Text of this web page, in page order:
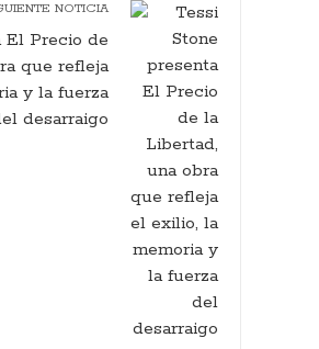
NOTICIA
El Precio de
que refleja
y la fuerza
desarraigo